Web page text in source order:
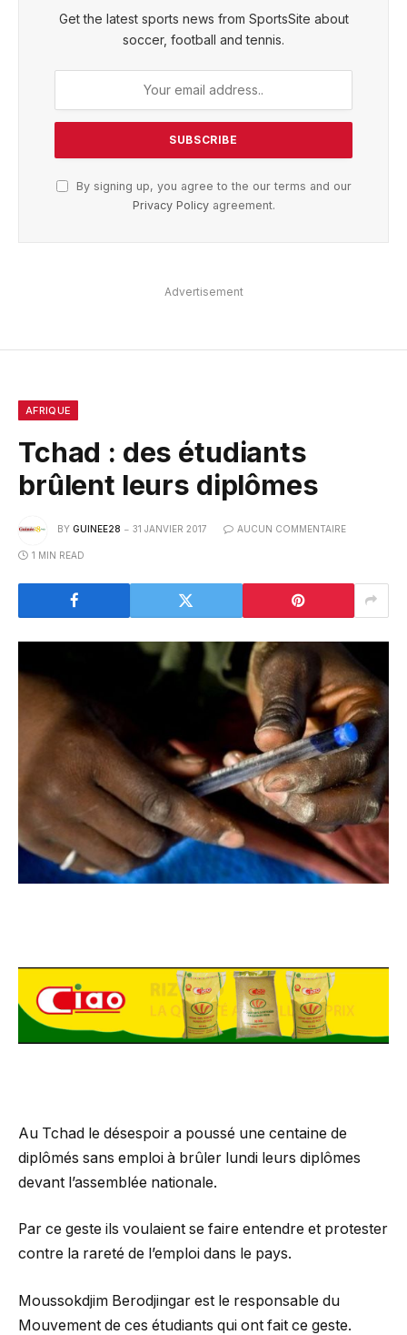
Get the latest sports news from SportsSite about
soccer, football and tennis.
By signing up, you agree to the our terms and our
Privacy Policyagreement.
Advertisement
AFRIQUE
Tchad : des étudiants
brûlent leurs diplômes
BY GUINEE28 31 JANVIER 2017 AUCUN COMMENTAIRE
1 MIN READ
Au Tchad le désespoir a poussé une centaine de
diplômés sans emploi à brûler lundi leurs diplômes
devant l’assemblée nationale.
Par ce geste ils voulaient se faire entendre et protester
contre la rareté de l’emploi dans le pays.
Moussokdjim Berodjingar est le responsable du
Mouvement de ces étudiants qui ont fait ce geste.